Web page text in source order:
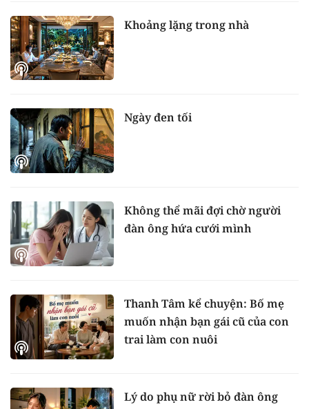
Khoảng lặng trong nhà
Ngày đen tối
Không thể mãi đợi chờ người
đàn ông hứa cưới mình
Thanh Tâm kể chuyện: Bố mẹ
muốn nhận bạn gái cũ của con
trai làm con nuôi
Lý do phụ nữ rời bỏ đàn ông